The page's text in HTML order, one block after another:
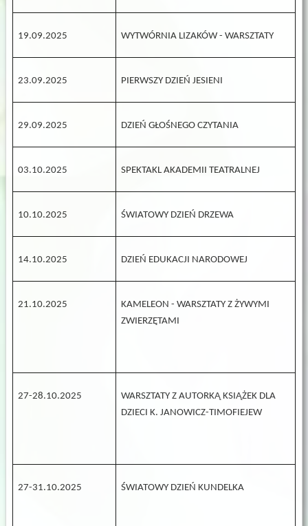
19.09.2025 WYTWÓRNIA LIZAKÓW - WARSZTATY
23.09.2025 PIERWSZY DZIEŃ JESIENI
29.09.2025 DZIEŃ GŁOŚNEGO CZYTANIA
03.10.2025 SPEKTAKL AKADEMII TEATRALNEJ
10.10.2025 ŚWIATOWY DZIEŃ DRZEWA
14.10.2025 DZIEŃ EDUKACJI NARODOWEJ
21.10.2025
KAMELEON - WARSZTATY Z ŻYWYMI
ZWIERZĘTAMI
27-28.10.2025
WARSZTATY Z AUTORKĄ KSIĄŻEK DLA
DZIECI K. JANOWICZ-TIMOFIEJEW
27-31.10.2025 ŚWIATOWY DZIEŃ KUNDELKA